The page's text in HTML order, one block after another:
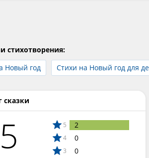
стихотворения:
Новый год
Стихи на Новый год для
сказки
5 5 2
4 0
3 0